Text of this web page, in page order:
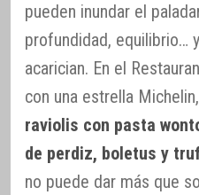
pueden inundar el
profundidad, equilibrio…
acarician. En el
con una estrella
raviolis con pasta
de perdiz, boletus y
no puede dar más que